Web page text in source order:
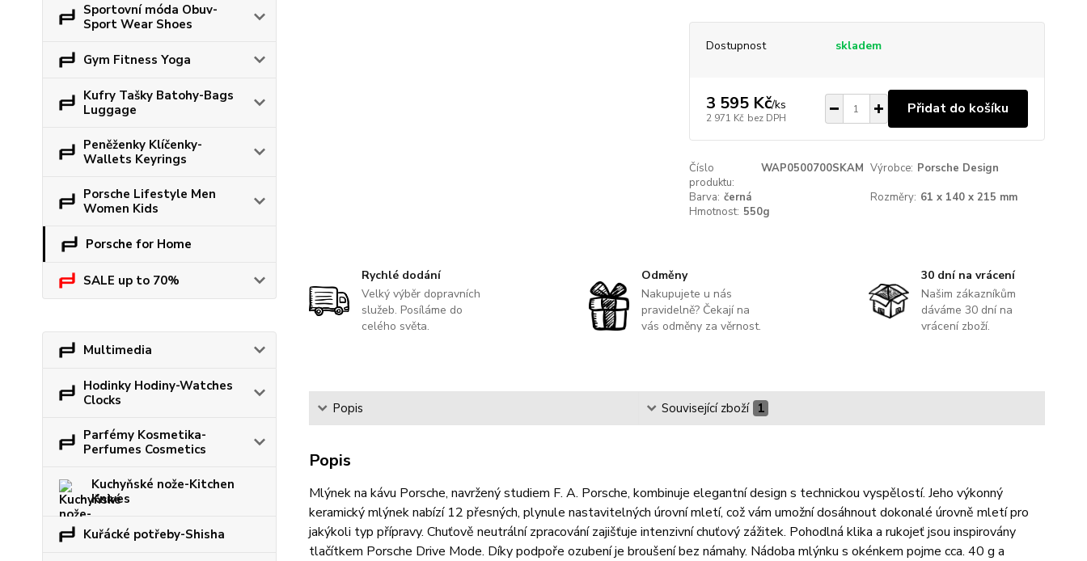
Sportovní móda Obuv-
Sport Wear Shoes
Gym Fitness Yoga
Kufry Tašky Batohy-Bags
Luggage
Peněženky Klíčenky-
Wallets Keyrings
Porsche Lifestyle Men
Women Kids
Porsche for Home
SALE up to 70%
Multimedia
Hodinky Hodiny-Watches
Clocks
Parfémy Kosmetika-
Perfumes Cosmetics
Kuchyňské nože-Kitchen
Knives
Kuřácké potřeby-Shisha
Dostupnost skladem
3 595 Kč/ks
2 971 Kč bez DPH
Přidat do košíku
Číslo
produktu:
WAP0500700SKAM Výrobce: Porsche Design
Barva: černá Rozměry: 61 x 140 x 215 mm
Hmotnost: 550g
Rychlé dodání
Velký výběr dopravních
služeb. Posíláme do
celého světa.
Odměny
Nakupujete u nás
pravidelně? Čekají na
vás odměny za věrnost.
30 dní na vrácení
Našim zákazníkům
dáváme 30 dní na
vrácení zboží.
Popis Související zboží 1
Popis
Mlýnek na kávu Porsche, navržený studiem F. A. Porsche, kombinuje elegantní design s technickou vyspělostí. Jeho výkonný
keramický mlýnek nabízí 12 přesných, plynule nastavitelných úrovní mletí, což vám umožní dosáhnout dokonalé úrovně mletí pro
jakýkoli typ přípravy. Chuťově neutrální zpracování zajišťuje intenzivní chuťový zážitek. Pohodlná klika a rukojeť jsou inspirovány
tlačítkem Porsche Drive Mode. Díky podpoře ozubení je broušení bez námahy. Nádoba mlýnku s okénkem pojme cca. 40 g a